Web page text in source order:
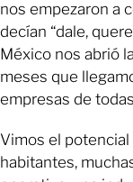
nos empezaron a
decían “dale,
México nos abrió
meses que
empresas de
Vimos el
habitantes,